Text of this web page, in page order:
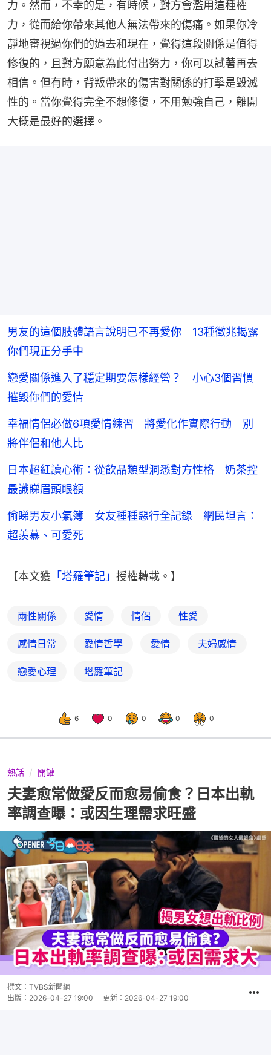
力。然而，不幸的是，有時候，對方會濫用這種權
力，從而給你帶來其他人無法帶來的傷痛。如果你冷
靜地審視過你們的過去和現在，覺得這段關係是值得
修復的，且對方願意為此付出努力，你可以試著再去
相信。但有時，背叛帶來的傷害對關係的打擊是毀滅
性的。當你覺得完全不想修復，不用勉強自己，離開
大概是最好的選擇。
男友的這個肢體語言說明已不再愛你 13種徵兆揭露
你們現正分手中
戀愛關係進入了穩定期要怎樣經營？ 小心3個習慣
摧毀你們的愛情
幸福情侶必做6項愛情練習 將愛化作實際行動 別
將伴侶和他人比
日本超紅讀心術：從飲品類型洞悉對方性格 奶茶控
最識睇眉頭眼額
偷睇男友小氣簿 女友種種惡行全記錄 網民坦言：
超羨慕、可愛死
【本文獲 「塔羅筆記」 授權轉載。】
兩性關係 愛情 情侶 性愛
感情日常 愛情哲學 愛情 夫婦感情
戀愛心理 塔羅筆記
6 0 0 0 0
熱話 開罐
夫妻愈常做愛反而愈易偷食？日本出軌
率調查曝：或因生理需求旺盛
撰文： TVBS新聞網
出版： 2026-04-27 19:00 更新： 2026-04-27 19:00